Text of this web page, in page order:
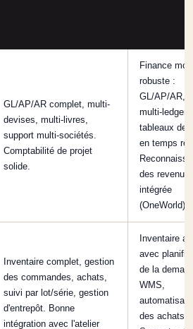
GL/AP/AR complet, multi-
devises, multi-livres,
support multi-sociétés.
Comptabilité de projet
solide.
Finance
robuste :
GL/AP/AR,
multi-ledger,
tableaux de
en temps
des revenus
intégrée
(OneWorld).
Inventaire complet, gestion
des commandes, achats,
suivi par lot/série, gestion
d'entrepôt. Bonne
intégration avec l'atelier
Inventaire
avec
de la
WMS,
des achats.